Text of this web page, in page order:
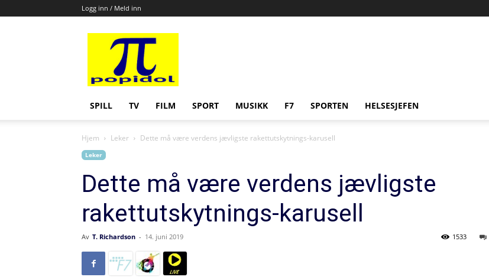
Logg inn / Meld inn
SPILL TV FILM SPORT MUSIKK F7 SPORTEN HELSESJEFEN
Hjem Leker Dette må være verdens jævligste rakettutskytnings-karusell
Leker
Dette må være verdens jævligste
rakettutskytnings-karusell
Av T. Richardson - 14. juni 2019 1533